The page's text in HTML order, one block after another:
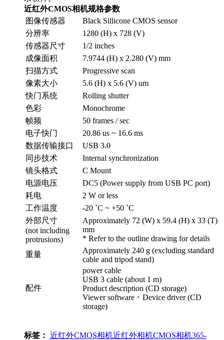
近红外CMOS相机规格参数
图像传感器
Black Sillicone CMOS sensor
分辨率
1280 (H) x 728 (V)
传感器尺寸
1/2 inches
成像面积
7.9744 (H) x 2.280 (V) mm
扫描方式
Progressive scan
像素大小
5.6 (H) x 5.6 (V) um
快门系统
Rolling shutter
色彩
Monochrome
帧频
50 frames / sec
电子快门
20.86 us ~ 16.6 ms
数据传输接口
USB 3.0
同步技术
Internal synchronization
镜头格式
C Mount
电源电压
DC5 (Power supply from USB PC port)
耗电
2 W or less
工作温度
-20 ˚C ~ +50 ˚C
外部尺寸
(not including
protrusions)
Approximately 72 (W) x 59.4 (H) x 33 (T)
mm
* Refer to the outline drawing for details
重量
Approximately 240 g (excluding standard
cable and tripod stand)
配件
power cable
USB 3 cable (about 1 m)
Product description (CD storage)
Viewer software ･ Device driver (CD
storage)
标签： 近红外CMOS相机近红外相机CMOS相机365-